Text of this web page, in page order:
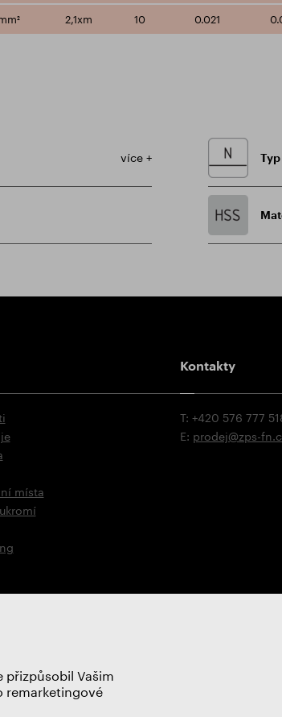
2,1xm 10 0.021
více + Typ
místa
Kontakty
T: +420 576 777
E: prodej@zps-
přizpůsobil Vašim
remarketingové